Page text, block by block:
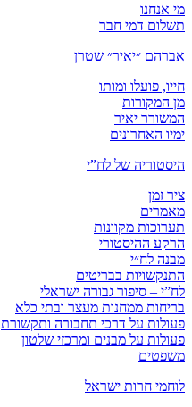
מי אנחנו
תשלום דמי חבר
אברהם ״יאיר״ שטרן
חייו, פועלו ומותו
מן המקורות
המשורר יאיר
ימיו האחרונים
היסטוריה של לח”י
ציר זמן
מאמרים
תערוכות מקוונות
הרקע ההיסטורי
מבנה לח״י
התנקשויות בבריטים
לח”י – סיפור גבורה ישראלי
בריחות ממחנות מעצר ובתי כלא
פעולות על דרכי תחבורה ותקשורת
פעולות על מבנים ומרכזי שלטון
משפטים
לוחמי חרות ישראל